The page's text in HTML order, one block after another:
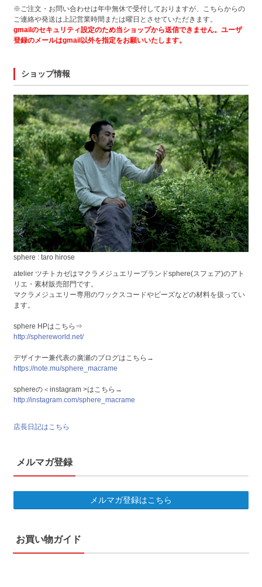
※ご注文・お問い合わせは年中無休で受付しておりますが、こちらからの
ご連絡や発送は上記営業時間または曜日とさせていただきます。
gmailのセキュリティ設定のため当ショップから送信できません。ユーザ
登録のメールはgmail以外を指定をお願いいたします。
ショップ情報
sphere : taro hirose
atelier ツチトカゼはマクラメジュエリーブランドsphere(スフェア)のアト
リエ・素材販売部門です。
マクラメジュエリー専用のワックスコードやビーズなどの材料を扱ってい
ます。
sphere HPはこちら⇒
http://sphereworld.net/
デザイナー兼代表の廣瀬のブログはこちら→
https://note.mu/sphere_macrame
sphereの＜instagram >はこちら→
http://instagram.com/sphere_macrame
店長日記はこちら
メルマガ登録
メルマガ登録はこちら
お買い物ガイド